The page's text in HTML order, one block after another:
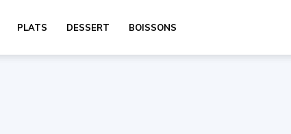
PLATS DESSERT BOISSONS